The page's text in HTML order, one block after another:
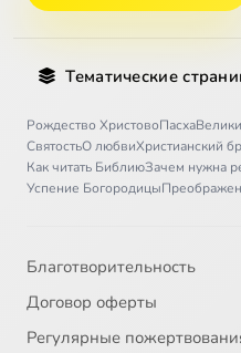
Тематические
Рождество ХристовоПасха
СвятостьО любвиХристианский
Как читать БиблиюЗачем нужна
Успение Богородицы
Благотворительность
Договор оферты
Регулярные